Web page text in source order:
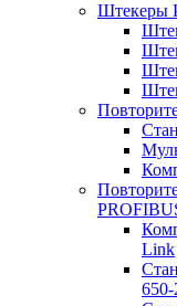
Штекеры
Link
650-